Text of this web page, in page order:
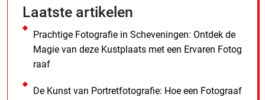
Laatste artikelen
Prachtige Fotografie in Scheveningen: Ontdek de
Magie van deze Kustplaats met een Ervaren Fotog
raaf
De Kunst van Portretfotografie: Hoe een Fotograaf